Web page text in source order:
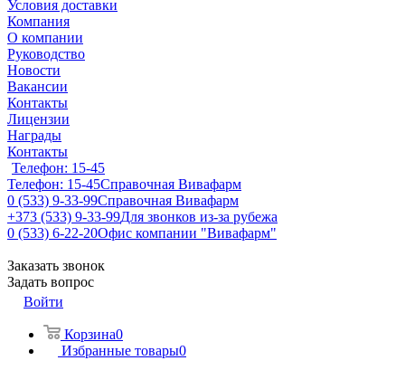
Условия доставки
Компания
О компании
Руководство
Новости
Вакансии
Контакты
Лицензии
Награды
Контакты
Телефон: 15-45
Телефон: 15-45Справочная Вивафарм
0 (533) 9-33-99Справочная Вивафарм
+373 (533) 9-33-99Для звонков из-за рубежа
0 (533) 6-22-20Офис компании "Вивафарм"
Заказать звонок
Задать вопрос
Войти
Корзина0
Избранные товары0